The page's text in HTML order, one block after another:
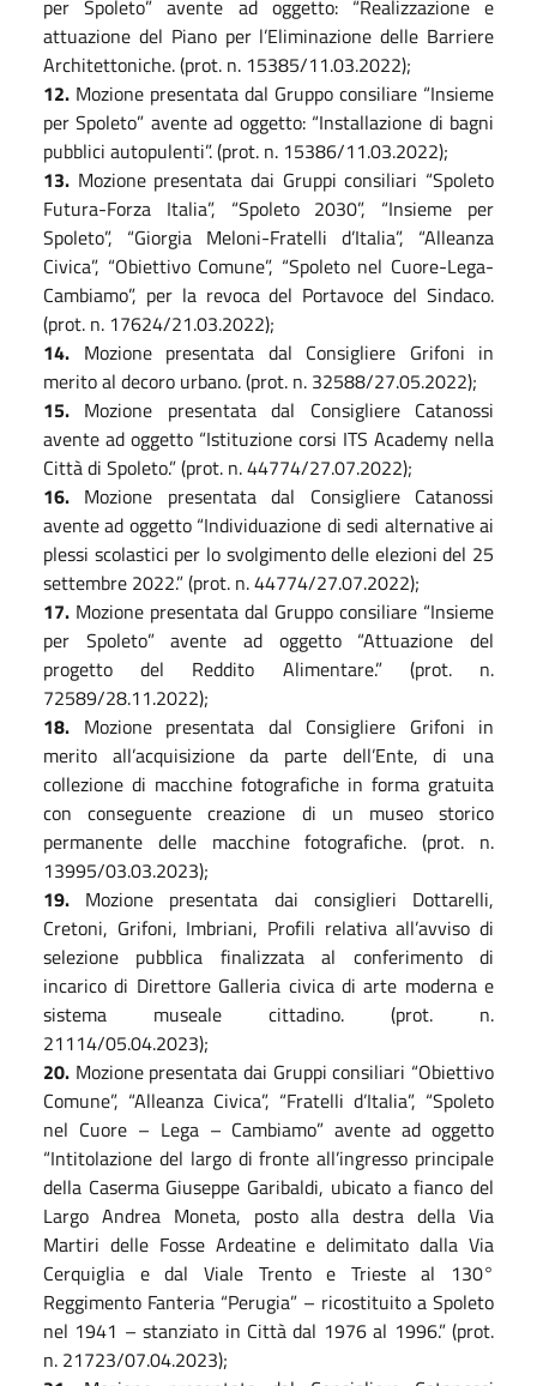
per Spoleto” avente ad oggetto: “Realizzazione e
attuazione del Piano per l’Eliminazione delle Barriere
Architettoniche. (prot. n. 15385/11.03.2022);
12. Mozione presentata dal Gruppo consiliare “Insieme
per Spoleto” avente ad oggetto: “Installazione di bagni
pubblici autopulenti”. (prot. n. 15386/11.03.2022);
13. Mozione presentata dai Gruppi consiliari “Spoleto
Futura-Forza Italia”, “Spoleto 2030”, “Insieme per
Spoleto”, “Giorgia Meloni-Fratelli d’Italia”, “Alleanza
Civica”, “Obiettivo Comune”, “Spoleto nel Cuore-Lega-
Cambiamo”, per la revoca del Portavoce del Sindaco.
(prot. n. 17624/21.03.2022);
14. Mozione presentata dal Consigliere Grifoni in
merito al decoro urbano. (prot. n. 32588/27.05.2022);
15. Mozione presentata dal Consigliere Catanossi
avente ad oggetto “Istituzione corsi ITS Academy nella
Città di Spoleto.” (prot. n. 44774/27.07.2022);
16. Mozione presentata dal Consigliere Catanossi
avente ad oggetto “Individuazione di sedi alternative ai
plessi scolastici per lo svolgimento delle elezioni del 25
settembre 2022.” (prot. n. 44774/27.07.2022);
17. Mozione presentata dal Gruppo consiliare “Insieme
per Spoleto” avente ad oggetto “Attuazione del
progetto del Reddito Alimentare.” (prot. n.
72589/28.11.2022);
18. Mozione presentata dal Consigliere Grifoni in
merito all’acquisizione da parte dell’Ente, di una
collezione di macchine fotografiche in forma gratuita
con conseguente creazione di un museo storico
permanente delle macchine fotografiche. (prot. n.
13995/03.03.2023);
19. Mozione presentata dai consiglieri Dottarelli,
Cretoni, Grifoni, Imbriani, Profili relativa all’avviso di
selezione pubblica finalizzata al conferimento di
incarico di Direttore Galleria civica di arte moderna e
sistema museale cittadino. (prot. n.
21114/05.04.2023);
20. Mozione presentata dai Gruppi consiliari “Obiettivo
Comune”, “Alleanza Civica”, “Fratelli d’Italia”, “Spoleto
nel Cuore – Lega – Cambiamo” avente ad oggetto
“Intitolazione del largo di fronte all’ingresso principale
della Caserma Giuseppe Garibaldi, ubicato a fianco del
Largo Andrea Moneta, posto alla destra della Via
Martiri delle Fosse Ardeatine e delimitato dalla Via
Cerquiglia e dal Viale Trento e Trieste al 130°
Reggimento Fanteria “Perugia” – ricostituito a Spoleto
nel 1941 – stanziato in Città dal 1976 al 1996.” (prot.
n. 21723/07.04.2023);